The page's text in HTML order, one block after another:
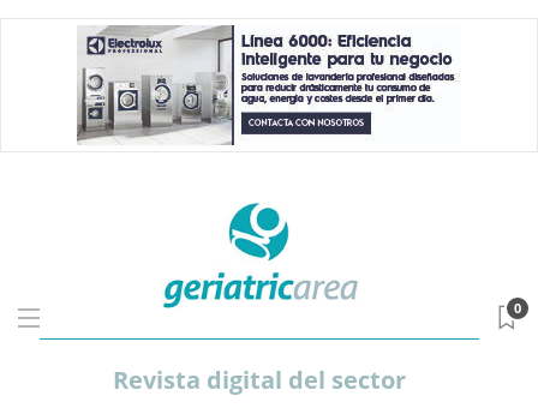
Revista digital del sector
0